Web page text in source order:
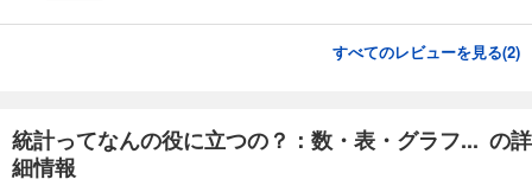
すべてのレビューを見る(2)
統計ってなんの役に立つの？：数・表・グラフ... の詳
細情報